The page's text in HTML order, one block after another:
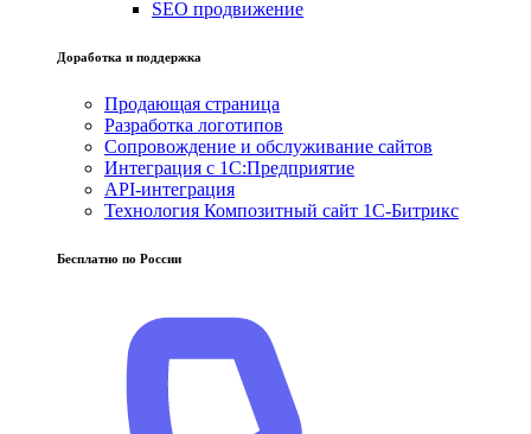
SEO продвижение
Доработка и поддержка
Продающая страница
Разработка логотипов
Сопровождение и обслуживание сайтов
Интеграция с 1С:Предприятие
API-интеграция
Технология Композитный сайт 1С-Битрикс
Бесплатно по России